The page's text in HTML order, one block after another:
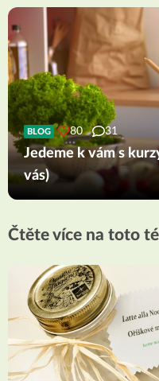
BLOG 80 31
Jedeme k vám s
vás)
Čtěte více na toto